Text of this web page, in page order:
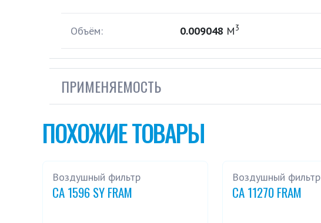
Объём: 0.009048 М3
ПРИМЕНЯЕМОСТЬ
ПОХОЖИЕ ТОВАРЫ
Воздушный фильтр
CA 1596 SY FRAM
Воздушный фильтр
CA 11270 FRAM